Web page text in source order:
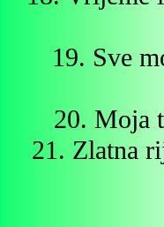
19. Sve
20. Moja
21. Zlatna